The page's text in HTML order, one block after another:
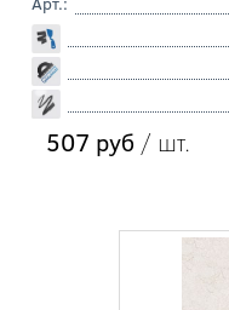
507 руб / шт.